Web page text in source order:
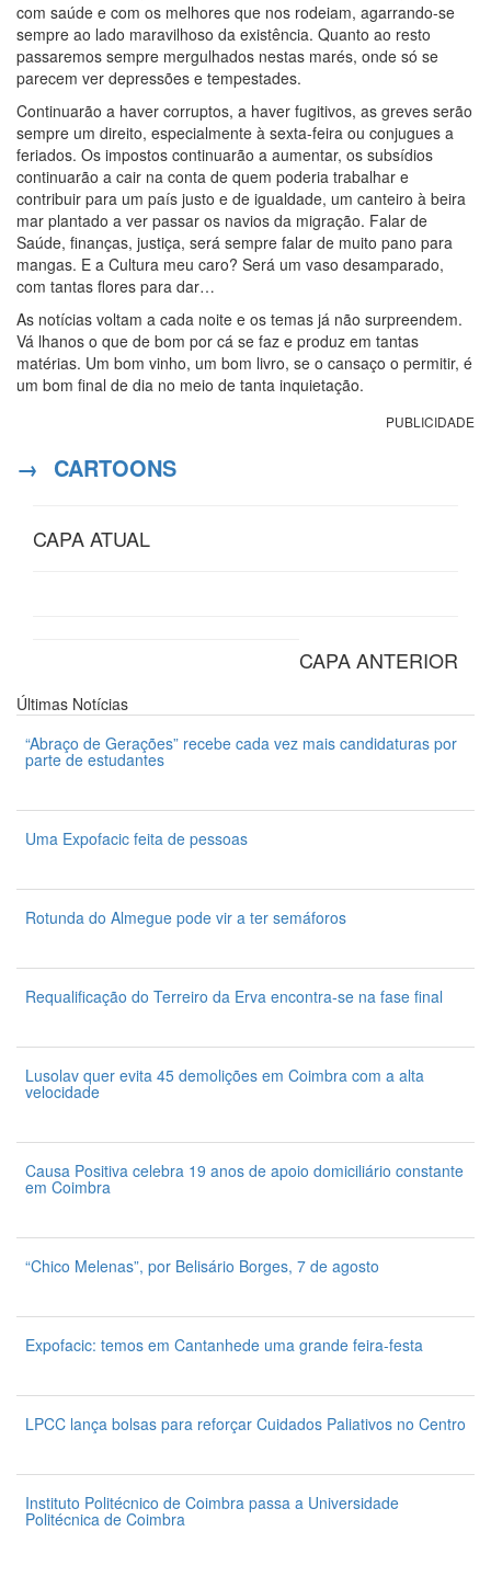
com saúde e com os melhores que nos rodeiam, agarrando-se
sempre ao lado maravilhoso da existência. Quanto ao resto
passaremos sempre mergulhados nestas marés, onde só se
parecem ver depressões e tempestades.
Continuarão a haver corruptos, a haver fugitivos, as greves serão
sempre um direito, especialmente à sexta-feira ou conjugues a
feriados. Os impostos continuarão a aumentar, os subsídios
continuarão a cair na conta de quem poderia trabalhar e
contribuir para um país justo e de igualdade, um canteiro à beira
mar plantado a ver passar os navios da migração. Falar de
Saúde, finanças, justiça, será sempre falar de muito pano para
mangas. E a Cultura meu caro? Será um vaso desamparado,
com tantas flores para dar…
As notícias voltam a cada noite e os temas já não surpreendem.
Vá lhanos o que de bom por cá se faz e produz em tantas
matérias. Um bom vinho, um bom livro, se o cansaço o permitir, é
um bom final de dia no meio de tanta inquietação.
PUBLICIDADE
→ CARTOONS
CAPA ATUAL
CAPA ANTERIOR
Últimas Notícias
“Abraço de Gerações” recebe cada vez mais candidaturas por
parte de estudantes
Uma Expofacic feita de pessoas
Rotunda do Almegue pode vir a ter semáforos
Requalificação do Terreiro da Erva encontra-se na fase final
Lusolav quer evita 45 demolições em Coimbra com a alta
velocidade
Causa Positiva celebra 19 anos de apoio domiciliário constante
em Coimbra
“Chico Melenas”, por Belisário Borges, 7 de agosto
Expofacic: temos em Cantanhede uma grande feira-festa
LPCC lança bolsas para reforçar Cuidados Paliativos no Centro
Instituto Politécnico de Coimbra passa a Universidade
Politécnica de Coimbra